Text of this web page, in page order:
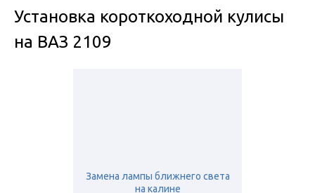
Установка короткоходной кулисы
на ВАЗ 2109
Замена лампы ближнего света
на калине